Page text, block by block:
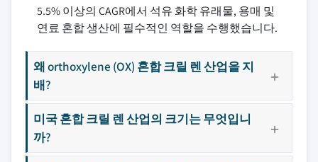
5.5% 이상의 CAGR에서 석유 화학 유래물, 용매 및
연료 혼합 생산에 필수적인 역할을 수행했습니다.
왜 orthoxylene (OX) 혼합 크릴 렌 산업을 지
배?
미국 혼합 크릴 렌 산업의 크기는 무엇입니
까?